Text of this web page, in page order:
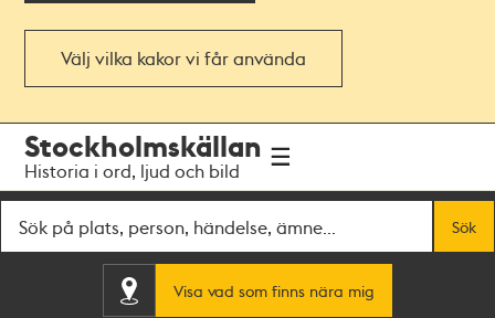
Välj vilka kakor vi får använda
navigationen
huvudinnehållet
Stockholmskällan
Historia i ord, ljud och bild
Sök
Visa vad som finns nära mig